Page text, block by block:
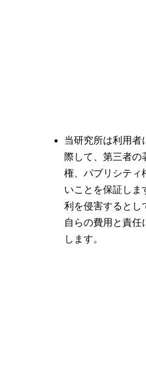
当研究所は利用者
際して、第三者の
権、パブリシティ
いことを保証しま
利を侵害するとし
自らの費用と責任
します。